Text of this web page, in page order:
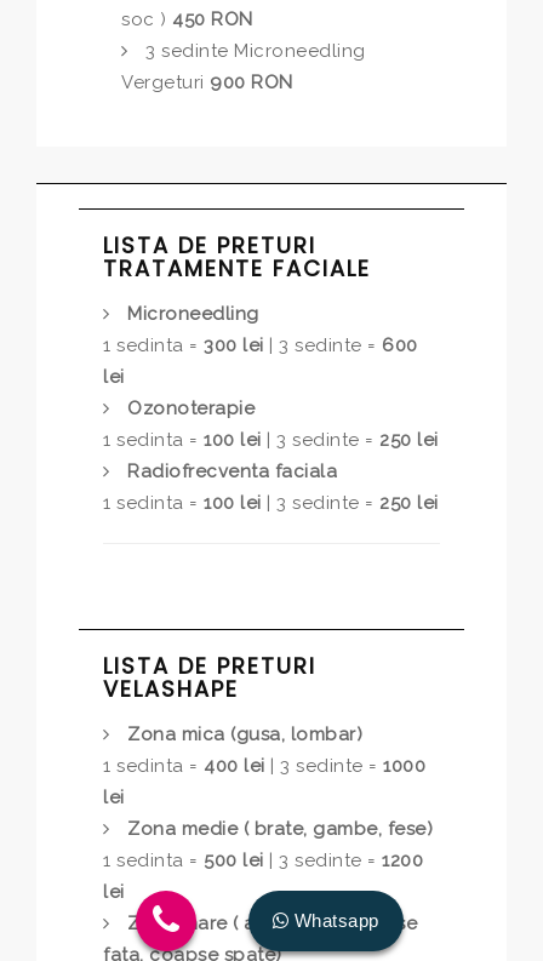
soc ) 450 RON
3 sedinte Microneedling
Vergeturi 900 RON
LISTA DE PRETURI
TRATAMENTE FACIALE
Microneedling
1 sedinta = 300 lei | 3 sedinte = 600
lei
Ozonoterapie
1 sedinta = 100 lei | 3 sedinte = 250 lei
Radiofrecventa faciala
1 sedinta = 100 lei | 3 sedinte = 250 lei
LISTA DE PRETURI
VELASHAPE
Zona mica (gusa, lombar)
1 sedinta = 400 lei | 3 sedinte = 1000
lei
Zona medie ( brate, gambe, fese)
1 sedinta = 500 lei | 3 sedinte = 1200
lei
Zona mare ( abdomen , coapse
fata, coapse spate)
Whatsapp